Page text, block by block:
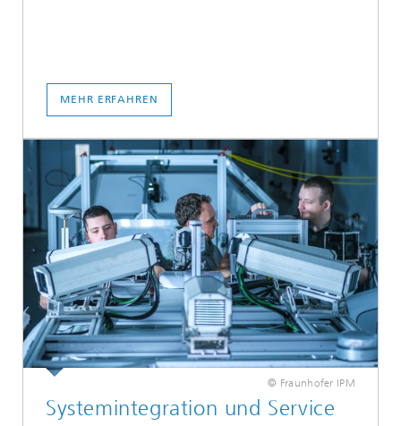
MEHR ERFAHREN
© Fraunhofer IPM
Systemintegration und Service